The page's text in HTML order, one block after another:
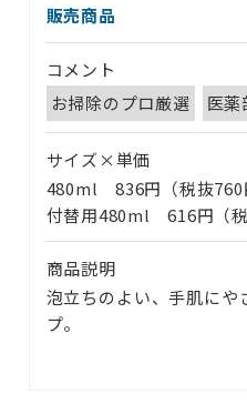
販売商品
コメント
お掃除のプロ厳選
医薬
サイズ×単価
480ml 836円（税抜760
付替用480ml 616円（税
商品説明
泡立ちのよい、手肌にや
プ。